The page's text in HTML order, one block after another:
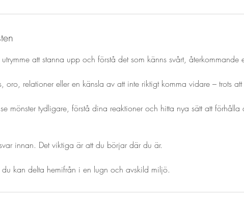
att stanna upp och förstå det som känns svårt, återkommande
oro, relationer eller en känsla av att inte riktigt komma vidare – trots att
mönster tydligare, förstå dina reaktioner och hitta nya sätt att förhålla
innan. Det viktiga är att du börjar där du är.
du kan delta hemifrån i en lugn och avskild miljö.